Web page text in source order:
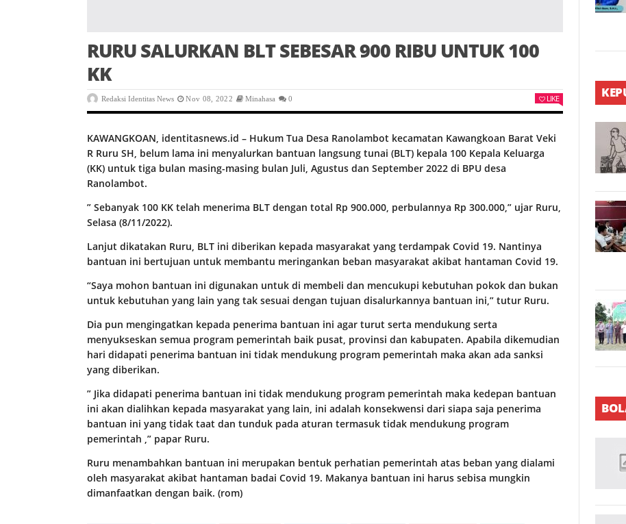
RURU SALURKAN BLT SEBESAR 900 RIBU UNTUK 100
KK
Redaksi Identitas News Nov 08, 2022 Minahasa 0 LIKE
KAWANGKOAN, identitasnews.id – Hukum Tua Desa Ranolambot kecamatan Kawangkoan Barat Veki
R Ruru SH, belum lama ini menyalurkan bantuan langsung tunai (BLT) kepala 100 Kepala Keluarga
(KK) untuk tiga bulan masing-masing bulan Juli, Agustus dan September 2022 di BPU desa
Ranolambot.
” Sebanyak 100 KK telah menerima BLT dengan total Rp 900.000, perbulannya Rp 300.000,” ujar Ruru,
Selasa (8/11/2022).
Lanjut dikatakan Ruru, BLT ini diberikan kepada masyarakat yang terdampak Covid 19. Nantinya
bantuan ini bertujuan untuk membantu meringankan beban masyarakat akibat hantaman Covid 19.
“Saya mohon bantuan ini digunakan untuk di membeli dan mencukupi kebutuhan pokok dan bukan
untuk kebutuhan yang lain yang tak sesuai dengan tujuan disalurkannya bantuan ini,” tutur Ruru.
Dia pun mengingatkan kepada penerima bantuan ini agar turut serta mendukung serta
menyukseskan semua program pemerintah baik pusat, provinsi dan kabupaten. Apabila dikemudian
hari didapati penerima bantuan ini tidak mendukung program pemerintah maka akan ada sanksi
yang diberikan.
” Jika didapati penerima bantuan ini tidak mendukung program pemerintah maka kedepan bantuan
ini akan dialihkan kepada masyarakat yang lain, ini adalah konsekwensi dari siapa saja penerima
bantuan ini yang tidak taat dan tunduk pada aturan termasuk tidak mendukung program
pemerintah ,” papar Ruru.
Ruru menambahkan bantuan ini merupakan bentuk perhatian pemerintah atas beban yang dialami
oleh masyarakat akibat hantaman badai Covid 19. Makanya bantuan ini harus sebisa mungkin
dimanfaatkan dengan baik. (rom)